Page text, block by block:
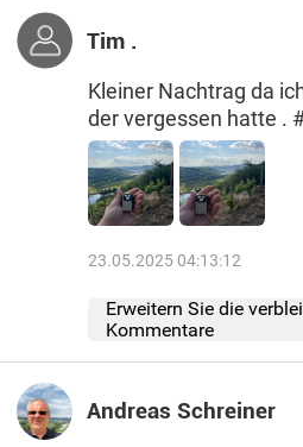
Tim .
Kleiner Nachtrag da
der vergessen hatte .
23.05.2025 04:13:12
Erweitern Sie die
Kommentare
Andreas Schreiner